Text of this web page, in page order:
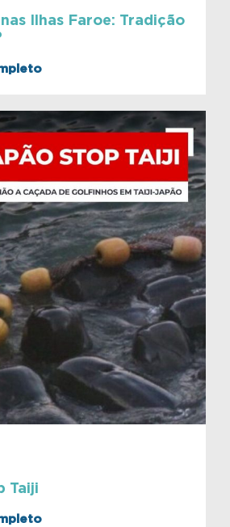
Ilhas Faroe: Tradição
Taiji